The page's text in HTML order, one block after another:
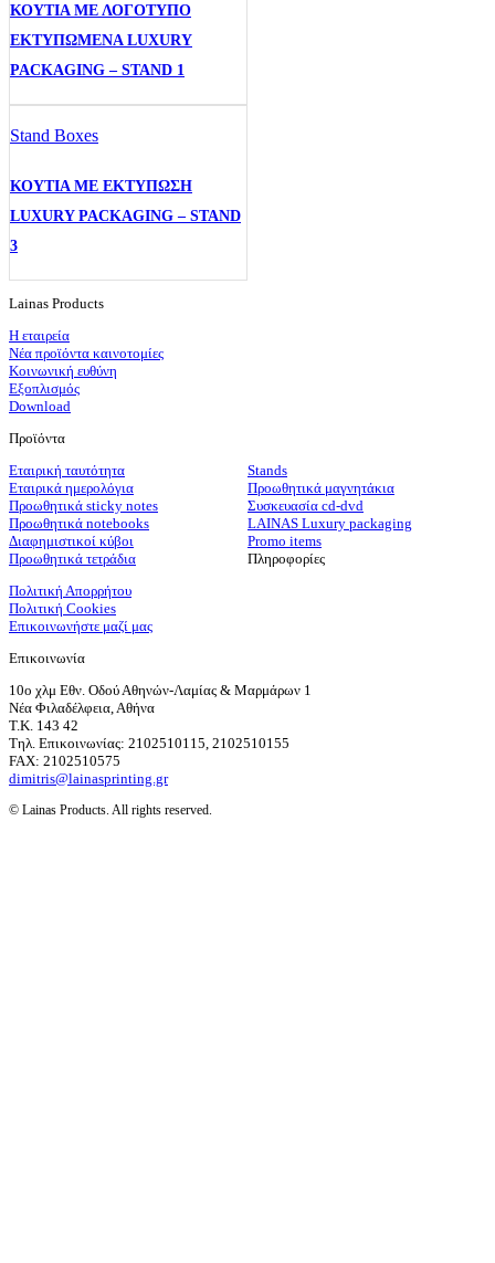
ΚΟΥΤΙΑ ΜΕ ΛΟΓΟΤΥΠΟ
ΕΚΤΥΠΩΜΕΝΑ LUXURY
PACKAGING – STAND 1
Stand Boxes
ΚΟΥΤΙΑ ΜΕ ΕΚΤΥΠΩΣΗ
LUXURY PACKAGING – STAND
3
Lainas Products
Η εταιρεία
Νέα προϊόντα καινοτομίες
Κοινωνική ευθύνη
Εξοπλισμός
Download
Προϊόντα
Εταιρική ταυτότητα
Εταιρικά ημερολόγια
Προωθητικά sticky notes
Προωθητικά notebooks
Διαφημιστικοί κύβοι
Προωθητικά τετράδια
Stands
Προωθητικά μαγνητάκια
Συσκευασία cd-dvd
LAINAS Luxury packaging
Promo items
Πληροφορίες
Πολιτική Απορρήτου
Πολιτική Cookies
Επικοινωνήστε μαζί μας
Επικοινωνία
10ο χλμ Εθν. Οδού Αθηνών-Λαμίας & Μαρμάρων 1
Νέα Φιλαδέλφεια, Αθήνα
T.K. 143 42
Τηλ. Επικοινωνίας: 2102510115, 2102510155
FAX: 2102510575
dimitris@lainasprinting.gr
© Lainas Products. All rights reserved.